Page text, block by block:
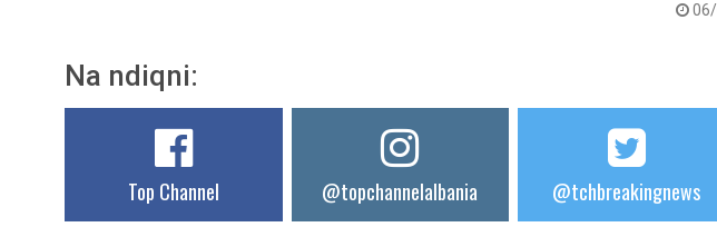
06/
Na ndiqni:
Top Channel @topchannelalbania @tchbreakingnews